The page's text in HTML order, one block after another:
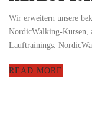
Wir erweitern unsere
NordicWalking-Kursen,
Lauftrainings.
READ MORE